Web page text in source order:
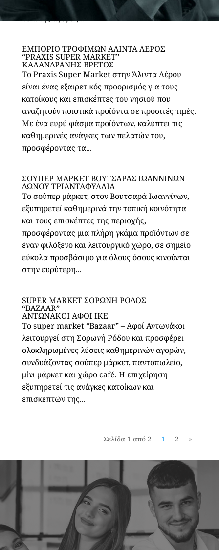
super market, καλύπτει τις απαιτήσεις της
τοπικής αγοράς...
ΕΜΠΟΡΙΟ ΤΡΟΦΙΜΩΝ ΑΛΙΝΤΑ ΛΕΡΟΣ
“PRAXIS SUPER MARKET”
ΚΑΛΑΝΔΡΑΝΗΣ ΒΡΕΤΟΣ
Το Praxis Super Market στην Άλιντα Λέρου
είναι ένας εξαιρετικός προορισμός για τους
κατοίκους και επισκέπτες του νησιού που
αναζητούν ποιοτικά προϊόντα σε προσιτές τιμές.
Με ένα ευρύ φάσμα προϊόντων, καλύπτει τις
καθημερινές ανάγκες των πελατών του,
προσφέροντας τα...
ΣΟΥΠΕΡ ΜΑΡΚΕΤ ΒΟΥΤΣΑΡΑΣ ΙΩΑΝΝΙΝΩΝ
ΔΩΝΟΥ ΤΡΙΑΝΤΑΦΥΛΛΙΑ
Το σούπερ μάρκετ, στον Βουτσαρά Ιωαννίνων,
εξυπηρετεί καθημερινά την τοπική κοινότητα
και τους επισκέπτες της περιοχής,
προσφέροντας μια πλήρη γκάμα προϊόντων σε
έναν φιλόξενο και λειτουργικό χώρο, σε σημείο
εύκολα προσβάσιμο για όλους όσους κινούνται
στην ευρύτερη...
SUPER MARKET ΣΟΡΩΝΗ ΡΟΔΟΣ
“BAZAAR”
ΑΝΤΩΝΑΚΟΙ ΑΦΟΙ ΙΚΕ
Το super market “Bazaar” – Αφοί Αντωνάκοι
λειτουργεί στη Σορωνή Ρόδου και προσφέρει
ολοκληρωμένες λύσεις καθημερινών αγορών,
συνδυάζοντας σούπερ μάρκετ, παντοπωλείο,
μίνι μάρκετ και χώρο café. Η επιχείρηση
εξυπηρετεί τις ανάγκες κατοίκων και
επισκεπτών της...
Σελίδα 1 από 2 1 2 »